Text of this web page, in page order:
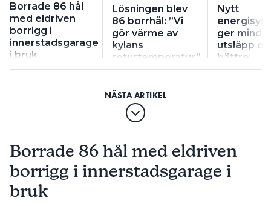
Borrade 86 hål
med eldriven
borrigg i
innerstadsgarage
i bruk
Lösningen blev
86 borrhål: ”Vi
gör värme av
kylans
returtemperatur”
Nytt
ger
utsläpp
bättre
Borrade 86 hål med eldriven
borrigg i innerstadsgarage i
bruk